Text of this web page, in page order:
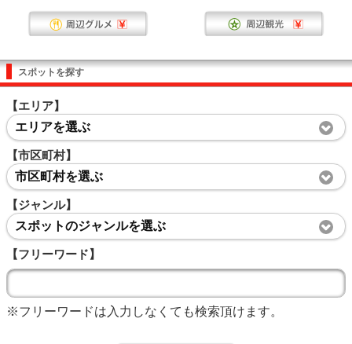
スポットを探す
【エリア】
エリアを選ぶ
【市区町村】
市区町村を選ぶ
【ジャンル】
スポットのジャンルを選ぶ
【フリーワード】
※フリーワードは入力しなくても検索頂けます。